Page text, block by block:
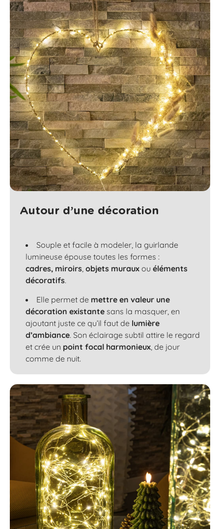
Autour d’une décoration
Souple et facile à modeler, la guirlande
lumineuse épouse toutes les formes :
cadres, miroirs objets muraux ou éléments
décoratifs.
Elle permet de mettre en valeur une
décoration existante sans la masquer, en
ajoutant juste ce qu’il faut de lumière
d’ambiance. Son éclairage subtil attire le regard
et crée un point focal harmonieux , de jour
comme de nuit.